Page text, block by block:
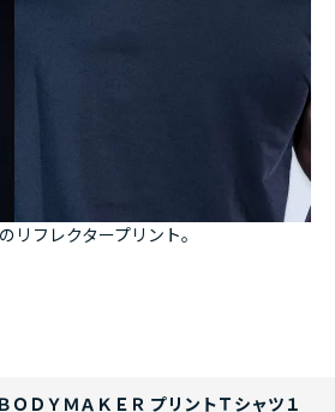
リフレクタープリント。
ＢＯＤＹＭＡＫＥＲ プリントＴシャツ１